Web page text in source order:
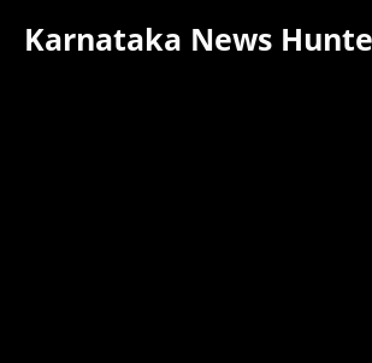
Karnataka News